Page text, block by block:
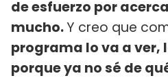
de esfuerzo por
mucho.Y creo que
programa lo va a ver,
porque ya no sé de